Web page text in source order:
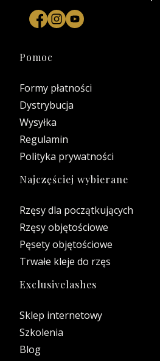
Linki w stopce
Pomoc
Formy płatności
Dystrybucja
Wysyłka
Regulamin
Polityka prywatności
Najczęściej wybierane
Rzęsy dla początkujących
Rzęsy objętościowe
Pęsety objętościowe
Trwałe kleje do rzęs
Exclusivelashes
Sklep internetowy
Szkolenia
Blog